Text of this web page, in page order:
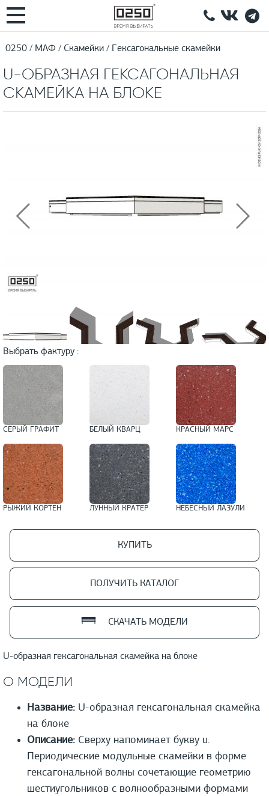
0250 МАФ Скамейки Гексагональные скамейки
U-ОБРАЗНАЯ ГЕКСАГОНАЛЬНАЯ
СКАМЕЙКА НА БЛОКЕ
U-образная гексагональная скамейка на блоке
Выбрать фактуру :
СЕРЫЙ ГРАФИТ БЕЛЫЙ КВАРЦ КРАСНЫЙ МАРС
РЫЖИЙ КОРТЕН ЛУННЫЙ КРАТЕР НЕБЕСНЫЙ ЛАЗУЛИ
КУПИТЬ
ПОЛУЧИТЬ КАТАЛОГ
СКАЧАТЬ МОДЕЛИ
О МОДЕЛИ
Название: U-образная гексагональная скамейка
на блоке
Описание: Сверху напоминает букву u.
Периодические модульные скамейки в форме
гексагональной волны сочетающие геометрию
шестиугольников с волнообразными формами